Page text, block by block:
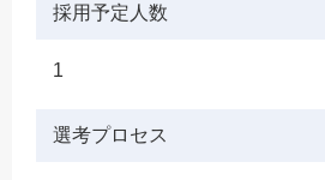
採用予定人数
1
選考プロセス